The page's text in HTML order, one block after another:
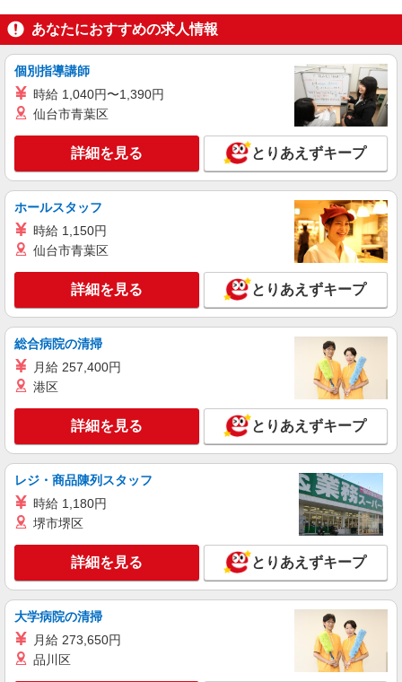
あなたにおすすめの求人情報
個別指導講師
時給 1,040円〜1,390円
仙台市青葉区
詳細を見る とりあえずキープ
ホールスタッフ
時給 1,150円
仙台市青葉区
詳細を見る とりあえずキープ
総合病院の清掃
月給 257,400円
港区
詳細を見る とりあえずキープ
レジ・商品陳列スタッフ
時給 1,180円
堺市堺区
詳細を見る とりあえずキープ
大学病院の清掃
月給 273,650円
品川区